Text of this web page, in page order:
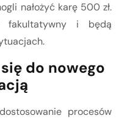
nałożyć karę 500 zł.
fakultatywny i będą
do nowego
procesów